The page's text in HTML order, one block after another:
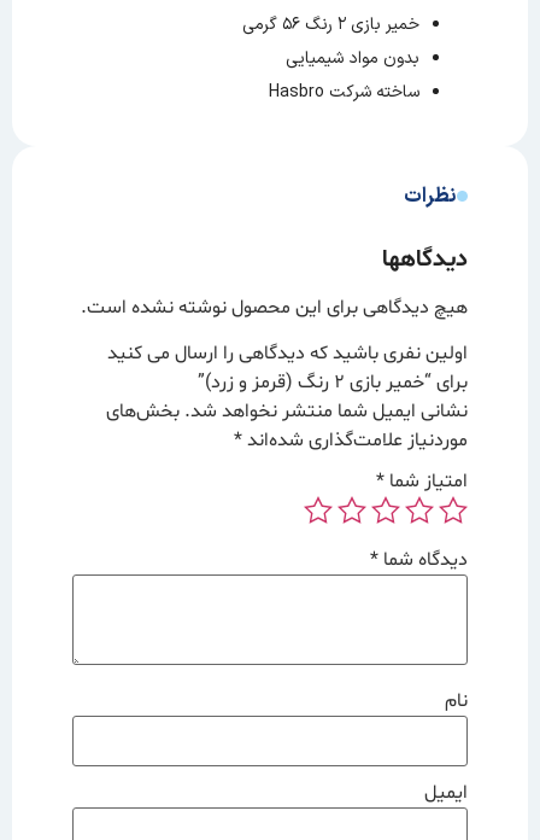
خمیر بازی ۲ رنگ ۵۶ گرمی
بدون مواد شیمیایی
ساخته شرکت Hasbro
نظرات
دیدگاهها
هیچ دیدگاهی برای این محصول نوشته نشده است.
اولین نفری باشید که دیدگاهی را ارسال می کنید
برای “خمیر بازی ۲ رنگ (قرمز و زرد)”
نشانی ایمیل شما منتشر نخواهد شد. بخش‌های
موردنیاز علامت‌گذاری شده‌اند*
امتیاز شما *
دیدگاه شما *
نام
ایمیل